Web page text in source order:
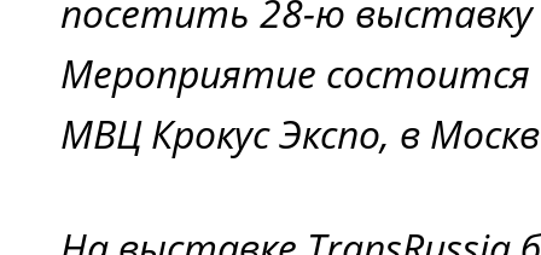
посетить 28-ю выставку
Мероприятие
МВЦ Крокус Экспо, в